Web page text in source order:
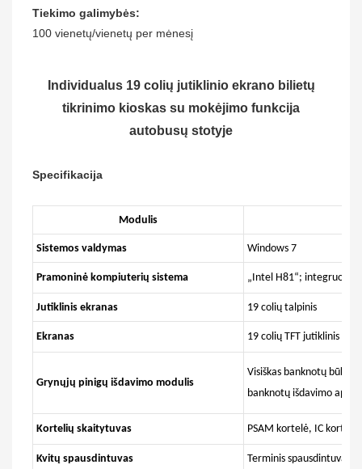
Tiekimo galimybės:
100 vienetų/vienetų per mėnesį
Individualus 19 colių jutiklinio ekrano bilietų
tikrinimo kioskas su mokėjimo funkcija
autobusų stotyje
Specifikacija
Modulis
Sistemos valdymas Windows 7
Pramoninė kompiuterių sistema „Intel H81“; integruota
Jutiklinis ekranas 19 colių talpinis
Ekranas 19 colių TFT jutiklinis
Grynųjų pinigų išdavimo modulis
Visiškas banknotų
banknotų išdavimo
Kortelių skaitytuvas PSAM kortelė, IC
Kvitų spausdintuvas Terminis spausdintuvas